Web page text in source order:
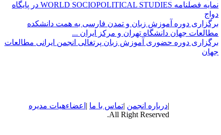
نمایه فصلنامه WORLD SOCIOPOLITICAL STUDIES ‌در پایگاه
دوره آموزش زبان و تمدن فارسی به همت دانشکده
جهان دانشگاه تهران و مرکز ایران ...
دوره حضوری آموزش زبان پرتغالی انجمن ایرانی مطالعات
دربارهانجمن|تماس با ما|اعضاءهیات مدیره
All Right Reserved.